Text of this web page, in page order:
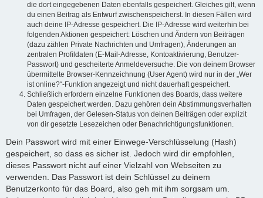
die dort eingegebenen Daten ebenfalls gespeichert. Gleiches gilt, wenn
du einen Beitrag als Entwurf zwischenspeicherst. In diesen Fällen wird
auch deine IP-Adresse gespeichert. Die IP-Adresse wird weiterhin bei
folgenden Aktionen gespeichert: Löschen und Ändern von Beiträgen
(dazu zählen Private Nachrichten und Umfragen), Änderungen an
zentralen Profildaten (E-Mail-Adresse, Kontoaktivierung, Benutzer-
Passwort) und gescheiterte Anmeldeversuche. Die von deinem Browser
übermittelte Browser-Kennzeichnung (User Agent) wird nur in der „Wer
ist online?“-Funktion angezeigt und nicht dauerhaft gespeichert.
Schließlich erfordern einzelne Funktionen des Boards, dass weitere
Daten gespeichert werden. Dazu gehören dein Abstimmungsverhalten
bei Umfragen, der Gelesen-Status von deinen Beiträgen oder explizit
von dir gesetzte Lesezeichen oder Benachrichtigungsfunktionen.
Dein Passwort wird mit einer Einwege-Verschlüsselung (Hash)
gespeichert, so dass es sicher ist. Jedoch wird dir empfohlen,
dieses Passwort nicht auf einer Vielzahl von Webseiten zu
verwenden. Das Passwort ist dein Schlüssel zu deinem
Benutzerkonto für das Board, also geh mit ihm sorgsam um.